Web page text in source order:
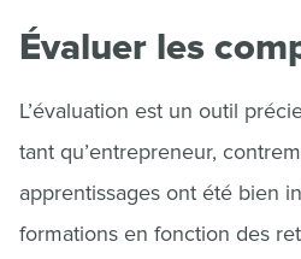
Évaluer les
L’évaluation est un outil
tant qu’entrepreneur,
apprentissages ont été bien
formations en fonction des